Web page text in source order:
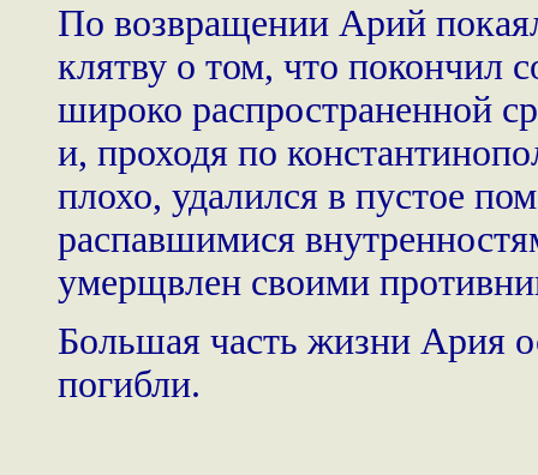
По возвращении Арий
клятву о том, что покончил
широко распространенной
и, проходя по
плохо, удалился в пустое
распавшимися
умерщвлен своими
Большая часть жизни Ария
погибли.